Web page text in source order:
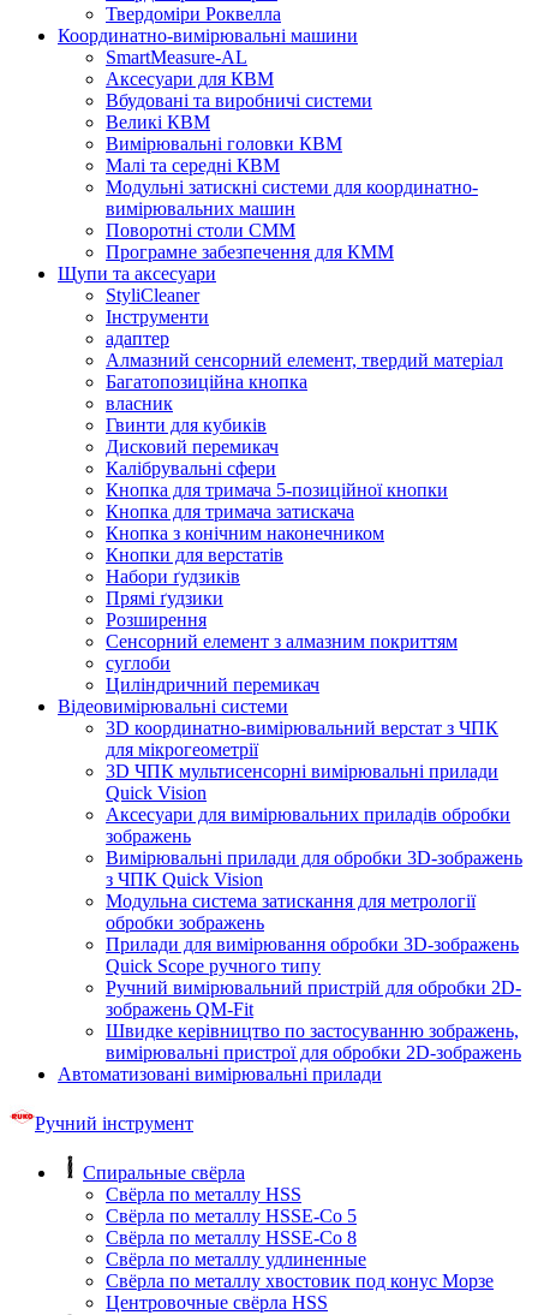
Твердоміри Роквелла
Координатно-вимірювальні машини
SmartMeasure-AL
Аксесуари для КВМ
Вбудовані та виробничі системи
Великі КВМ
Вимірювальні головки КВМ
Малі та середні КВМ
Модульні затискні системи для координатно-
вимірювальних машин
Поворотні столи CMM
Програмне забезпечення для КММ
Щупи та аксесуари
StyliCleaner
Інструменти
адаптер
Алмазний сенсорний елемент, твердий матеріал
Багатопозиційна кнопка
власник
Гвинти для кубиків
Дисковий перемикач
Калібрувальні сфери
Кнопка для тримача 5-позиційної кнопки
Кнопка для тримача затискача
Кнопка з конічним наконечником
Кнопки для верстатів
Набори ґудзиків
Прямі ґудзики
Розширення
Сенсорний елемент з алмазним покриттям
суглоби
Циліндричний перемикач
Відеовимірювальні системи
3D координатно-вимірювальний верстат з ЧПК
для мікрогеометрії
3D ЧПК мультисенсорні вимірювальні прилади
Quick Vision
Аксесуари для вимірювальних приладів обробки
зображень
Вимірювальні прилади для обробки 3D-зображень
з ЧПК Quick Vision
Модульна система затискання для метрології
обробки зображень
Прилади для вимірювання обробки 3D-зображень
Quick Scope ручного типу
Ручний вимірювальний пристрій для обробки 2D-
зображень QM-Fit
Швидке керівництво по застосуванню зображень,
вимірювальні пристрої для обробки 2D-зображень
Автоматизовані вимірювальні прилади
Ручний інструмент
Спиральные свёрла
Свёрла по металлу HSS
Свёрла по металлу HSSE-Co 5
Свёрла по металлу HSSE-Co 8
Свёрла по металлу удлиненные
Свёрла по металлу хвостовик под конус Морзе
Центровочные свёрла HSS